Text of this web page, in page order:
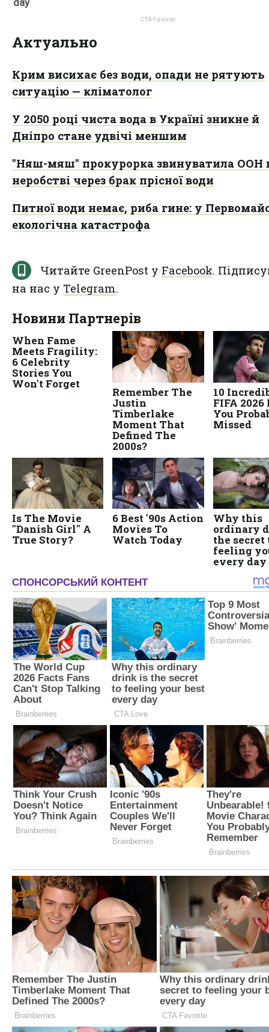
Актуально
Крим висихає без води, опади не рятують
ситуацію — кліматолог
У 2050 році чиста вода в Україні зникне й
Дніпро стане удвічі меншим
"Няш-мяш" прокурорка звинуватила ООН
неробстві через брак прісної води
Питної води немає, риба гине: у
екологічна катастрофа
Читайте GreenPost у Facebook.
на нас у Telegram.